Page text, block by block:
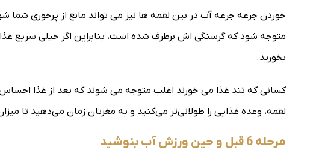
متوجه شود که گرسنگی اش برطرف شده است، بنابراین اگر خیلی سریع
بخورید.
کسانی که تند غذا می خورند اغلب متوجه می شوند که بعد از غذا
لقمه، وعده غذایی را طولانی‌تر می‌کنید و به مغزتان زمان می‌دهید تا
مرحله 6 قبل و حین ورزش آب بنوشید